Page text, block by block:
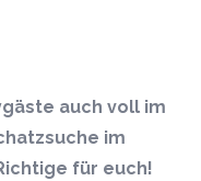
auch voll im
im
für euch!